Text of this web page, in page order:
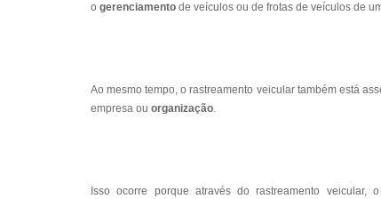
o gerenciamento de veículos ou de frotas de veículos de
Ao mesmo tempo, o rastreamento veicular também está
empresa ou organização.
Isso ocorre porque através do rastreamento veicular,